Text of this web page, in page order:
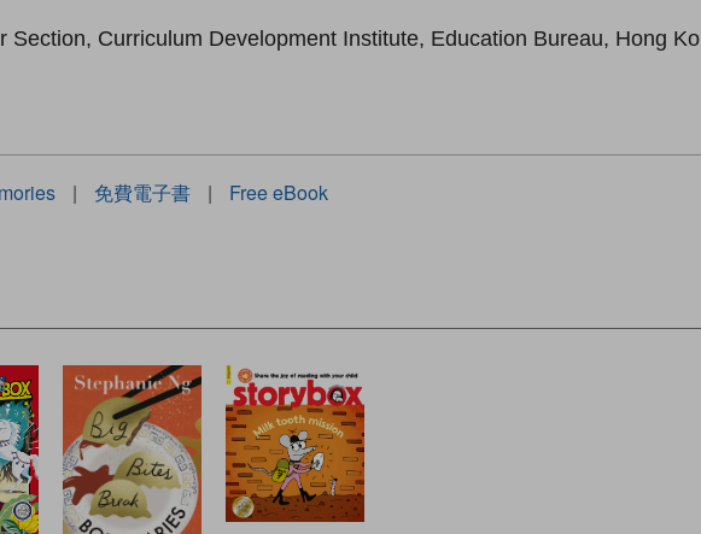
Curriculum Development Institute, Education Bureau, Hong
| 免費電子書 | Free eBook